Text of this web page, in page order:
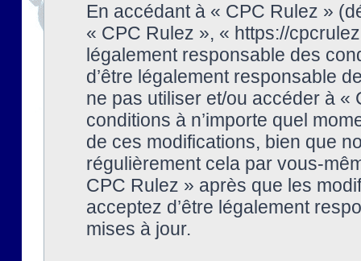
En accédant à « CPC Rulez »
« CPC Rulez », « https://
légalement responsable des
d’être légalement responsable
ne pas utiliser et/ou accéder à
conditions à n’importe quel
de ces modifications, bien que
régulièrement cela par vous-
CPC Rulez » après que les
acceptez d’être légalement
mises à jour.